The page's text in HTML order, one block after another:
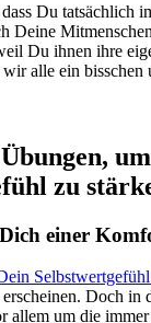
Du tatsächlich
Deine
Du ihnen ihre
alle ein bisschen
zu
einer
Doch in
allem um die